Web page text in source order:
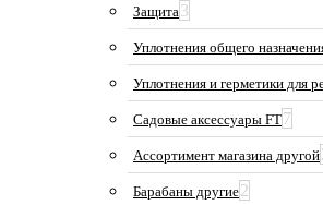
Защита3
Уплотнения общего
Уплотнения и герметики для
Садовые аксессуары FT7
Ассортимент магазина другой
Барабаны другие2